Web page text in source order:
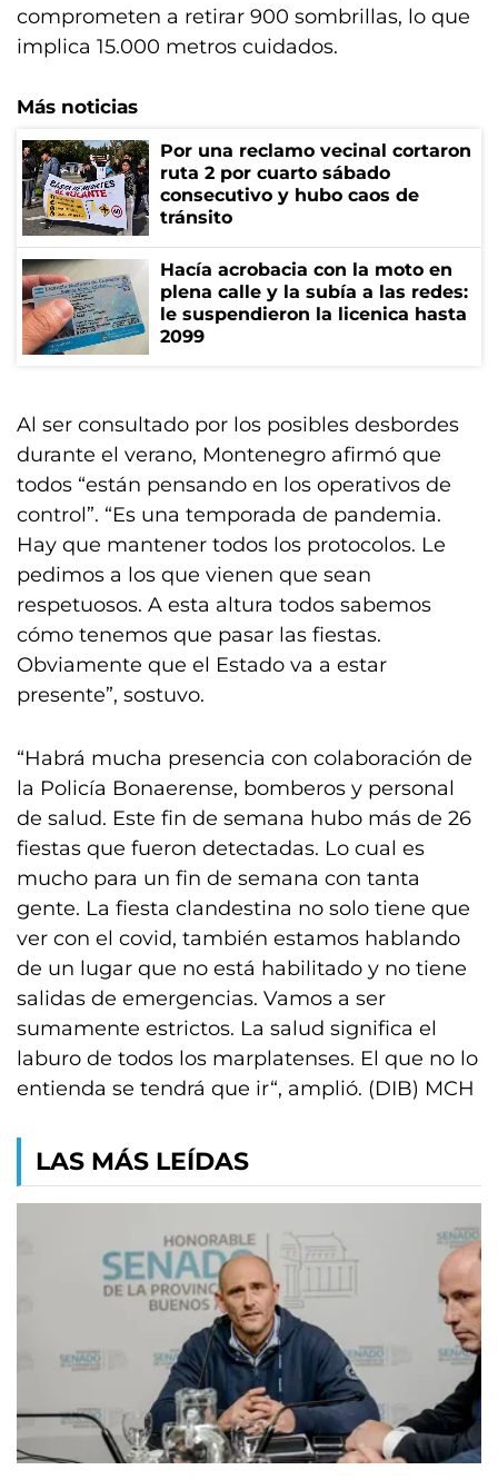
comprometen a retirar 900 sombrillas, lo que
implica 15.000 metros cuidados.
Más noticias
Por una reclamo vecinal cortaron
ruta 2 por cuarto sábado
consecutivo y hubo caos de
tránsito
Hacía acrobacia con la moto en
plena calle y la subía a las redes:
le suspendieron la licenica hasta
2099
Al ser consultado por los posibles desbordes
durante el verano, Montenegro afirmó que
todos “están pensando en los operativos de
control”. “Es una temporada de pandemia.
Hay que mantener todos los protocolos. Le
pedimos a los que vienen que sean
respetuosos. A esta altura todos sabemos
cómo tenemos que pasar las fiestas.
Obviamente que el Estado va a estar
presente”, sostuvo.
“Habrá mucha presencia con colaboración de
la Policía Bonaerense, bomberos y personal
de salud. Este fin de semana hubo más de 26
fiestas que fueron detectadas. Lo cual es
mucho para un fin de semana con tanta
gente. La fiesta clandestina no solo tiene que
ver con el covid, también estamos hablando
de un lugar que no está habilitado y no tiene
salidas de emergencias. Vamos a ser
sumamente estrictos. La salud significa el
laburo de todos los marplatenses. El que no lo
entienda se tendrá que ir“, amplió. (DIB) MCH
LAS MÁS LEÍDAS